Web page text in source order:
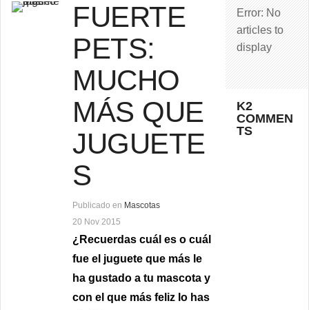
FUERTE
PETS:
MUCHO
MÁS QUE
JUGUETE
S
Publicado en Mascotas
20 Nov 2015
¿Recuerdas cuál es o cuál
fue el juguete que más le
ha gustado a tu mascota y
con el que más feliz lo has
Error: No
articles to
display
K2
COMMEN
TS